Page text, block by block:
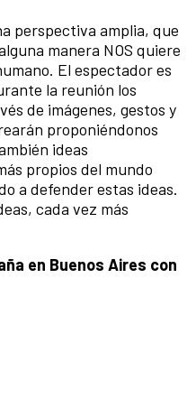
perspectiva amplia, que
manera NOS quiere
El espectador es
la reunión los
de imágenes, gestos y
proponiéndonos
ideas
propios del mundo
a defender estas ideas.
cada vez más
en Buenos Aires con